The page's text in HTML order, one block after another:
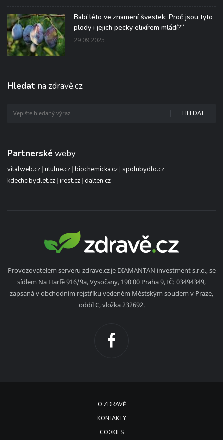
Babí léto ve znamení švestek: Proč jsou tyto
plody i jejich pecky elixírem mládí?“
29.09.2025
Hledat na zdravě.cz
HLEDAT
Partnerské weby
vitalweb.cz | utulne.cz | biochemicka.cz | spolubydlo.cz
kdechcibydlet.cz | irest.cz | dalten.cz
Provozovatelem serveru zdrave.cz je DIAMANTAN investment s.r.o., se
sídlem Na Harfě 916/9a, Vysočany, 190 00 Praha 9, IČ: 03494349,
zapsaná v obchodním rejstříku vedeném Městským soudem v Praze,
oddíl C, vložka 232692.
O ZDRAVĚ
KONTAKTY
COOKIES